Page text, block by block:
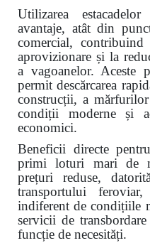
Utilizarea
avantaje, atât din
comercial,
aprovizionare și la
a vagoanelor. Aceste
permit descărcarea
construcții, a
condiții moderne și
economici.
Beneficii directe
primi loturi mari de
prețuri reduse,
transportului
indiferent de condițiile
servicii de
funcție de necesități.